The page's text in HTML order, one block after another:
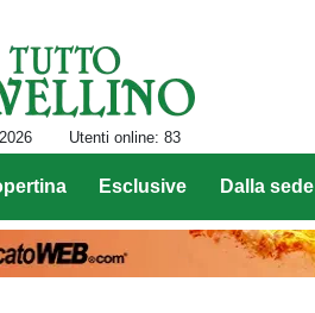
Utenti online: 83
Esclusive Dalla sede